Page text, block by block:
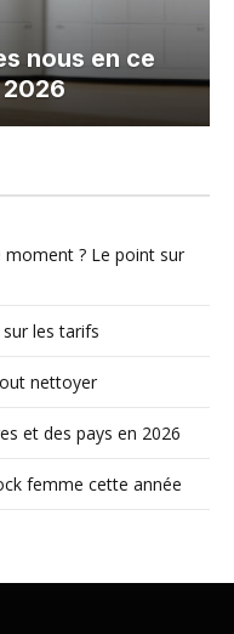
nous en ce
2026
? Le point sur
les tarifs
nettoyer
et des pays en 2026
femme cette année